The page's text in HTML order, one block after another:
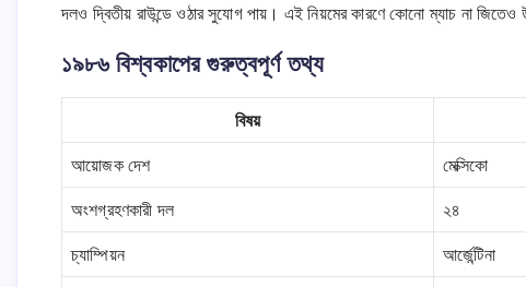
দলও দ্বিতীয় রাউন্ডে ওঠার সুযোগ পায়। এই নিয়মের কারণে কোনো ম্যাচ না
১৯৮৬ বিশ্বকাপের গুরুত্বপূর্ণ তথ্য
বিষয়
আয়োজক দেশ মেক্সিকো
অংশগ্রহণকারী দল ২৪
চ্যাম্পিয়ন আর্জেন্টিনা